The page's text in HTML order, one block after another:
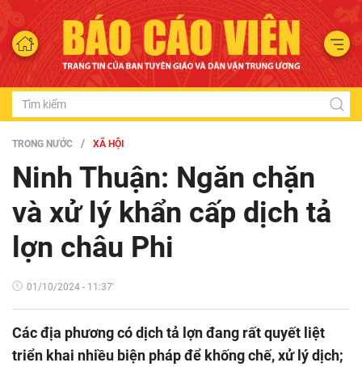
TRONG NƯỚC XÃ HỘI
Ninh Thuận: Ngăn chặn
và xử lý khẩn cấp dịch tả
lợn châu Phi
01/10/2024 - 11:37'
Các địa phương có dịch tả lợn đang rất quyết liệt
triển khai nhiều biện pháp để khống chế, xử lý dịch;